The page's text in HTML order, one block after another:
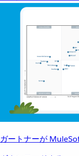
ガートナーが